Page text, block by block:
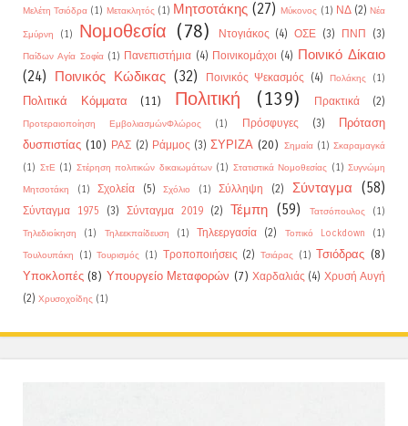
Μελέτη Τσιόδρα (1) Μετακλητός (1) Μητσοτάκης (27) Μύκονος (1) ΝΔ (2) Νέα
Σμύρνη (1) Νομοθεσία (78) Ντογιάκος (4) ΟΣΕ (3) ΠΝΠ (3)
Παίδων Αγία Σοφία (1) Πανεπιστήμια (4) Ποινικομάχοι (4) Ποινικό Δίκαιο
(24)
Ποινικός Κώδικας (32) Ποινικός Ψεκασμός (4) Πολάκης (1)
Πολιτικά Κόμματα (11) Πολιτική (139) Πρακτικά (2)
Προτεραιοποίηση ΕμβολιασμώνΦλώρος (1) Πρόσφυγες (3)
Πρόταση
δυσπιστίας (10) ΡΑΣ (2) Ράμμος (3) ΣΥΡΙΖΑ (20) Σημαία (1) Σκαραμαγκά
(1) ΣτΕ (1) Στέρηση πολιτικών δικαιωμάτων (1) Στατιστικά Νομοθεσίας (1) Συγνώμη
Μητσοτάκη
(1) Σχολεία (5) Σχόλιο (1) Σύλληψη (2) Σύνταγμα (58)
Σύνταγμα 1975 (3) Σύνταγμα 2019 (2) Τέμπη (59) Τατσόπουλος
(1)
Τηλεδιοίκηση
(1) Τηλεεκπαίδευση (1) Τηλεεργασία (2) Τοπικό Lockdown
(1)
Τουλουπάκη
(1) Τουρισμός (1) Τροποποιήσεις (2) Τσιάρας (1) Τσιόδρας (8)
Υποκλοπές (8) Υπουργείο Μεταφορών (7) Χαρδαλιάς (4) Χρυσή Αυγή
(2) Χρυσοχοίδης (1)